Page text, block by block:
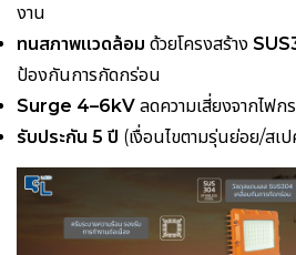
งาน
ทนสภาพแวดล้อม ด้วยโครงสร้าง
ป้องกันการกัดกร่อน
Surge 4–6kV ลดความเสี่ยงจากไฟก
รับประกัน 5 ปี (เงื่อนไขตามรุ่นย่อย/สเ